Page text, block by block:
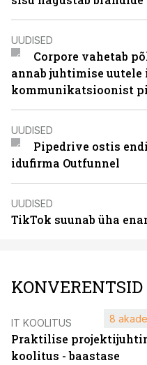
UUDISED
Corpore vahetab
annab juhtimise uutele
kommunikatsioonist
UUDISED
Pipedrive ostis
idufirma Outfunnel
UUDISED
TikTok suunab üha
IT KOOLITUS
Praktilise
koolitus - baastase
8